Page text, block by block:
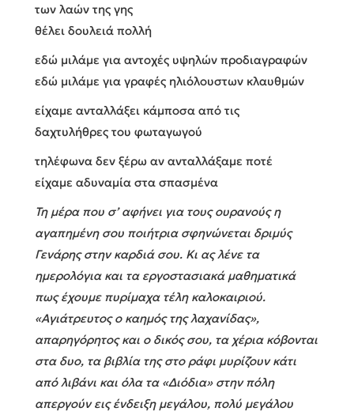
των λαών της γης
θέλει δουλειά πολλή
εδώ μιλάμε για αντοχές υψηλών προδιαγραφών
εδώ μιλάμε για γραφές ηλιόλουστων κλαυθμών
είχαμε ανταλλάξει κάμποσα από τις
δαχτυλήθρες του φωταγωγού
τηλέφωνα δεν ξέρω αν ανταλλάξαμε ποτέ
είχαμε αδυναμία στα σπασμένα
Τη μέρα που σ’ αφήνει για τους ουρανούς η
αγαπημένη σου ποιήτρια σφηνώνεται δριμύς
Γενάρης στην καρδιά σου. Κι ας λένε τα
ημερολόγια και τα εργοστασιακά μαθηματικά
πως έχουμε πυρίμαχα τέλη καλοκαιριού.
«Αγιάτρευτος ο καημός της λαχανίδας»,
απαρηγόρητος και ο δικός σου, τα χέρια κόβονται
στα δυο, τα βιβλία της στο ράφι μυρίζουν κάτι
από λιβάνι και όλα τα «Διόδια» στην πόλη
απεργούν εις ένδειξη μεγάλου, πολύ μεγάλου